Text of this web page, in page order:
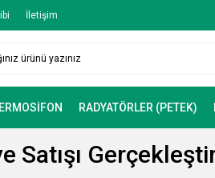
İletişim
RADYATÖRLER (PETEK)
Satışı